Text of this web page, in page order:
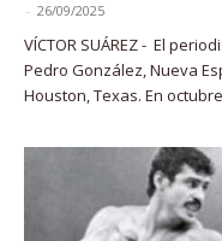
- 26/09/2025
VÍCTOR SUÁREZ - El
Pedro González, Nueva
Houston, Texas. En